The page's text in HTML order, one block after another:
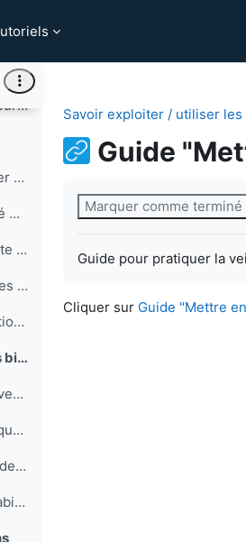
En France, le droit d'auteur est l’ensemble des pr...
Découvrez comment citer vos sources et éviter le plagiat !
Une vidéo de l'Université Paris Saclay (1min49) po...
Choisir son style : Il existe 3 grandes familles d...
Un guide de rédaction des références bibliographiques : Rational Bibliographic
Le plagiat et vous !Questions créées par PDCI rés...
Savoir gérer ses références bibliographiques
Avant de rédigerConservez systématiquement la réfé...
Je me pose les bonnes questions ! (Source Universi...
Les logiciels de gestion de références bibliographiques
Avez-vous de bonnes habitudes ? ...
Savoir exploiter / utiliser
Guide
Marquer comme terminé
Guide pour pratiquer la
Cliquer sur Guide "Mettre